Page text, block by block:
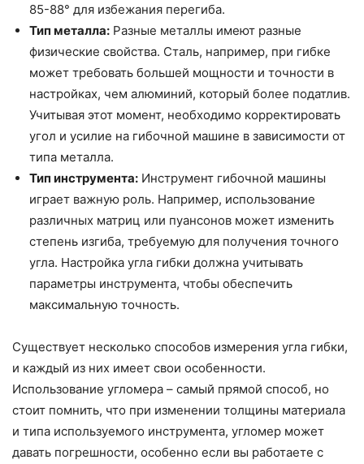
85-88° для избежания перегиба.
Тип металла: Разные металлы имеют разные
физические свойства. Сталь, например, при гибке
может требовать большей мощности и точности в
настройках, чем алюминий, который более податлив.
Учитывая этот момент, необходимо корректировать
угол и усилие на гибочной машине в зависимости от
типа металла.
Тип инструмента: Инструмент гибочной машины
играет важную роль. Например, использование
различных матриц или пуансонов может изменить
степень изгиба, требуемую для получения точного
угла. Настройка угла гибки должна учитывать
параметры инструмента, чтобы обеспечить
максимальную точность.
Существует несколько способов измерения угла гибки,
и каждый из них имеет свои особенности.
Использование угломера – самый прямой способ, но
стоит помнить, что при изменении толщины материала
и типа используемого инструмента, угломер может
давать погрешности, особенно если вы работаете с